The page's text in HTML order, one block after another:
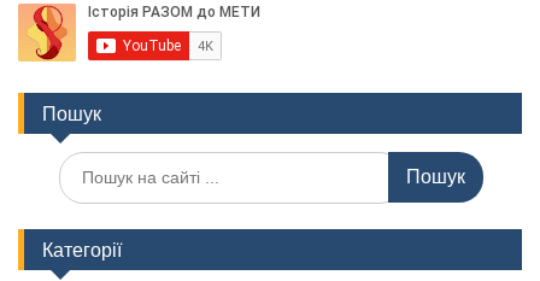
Пошук
Пошук
для:
Категорії